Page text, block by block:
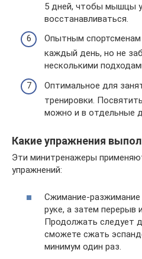
5 дней, чтобы мышцы
восстанавливаться.
Опытным
каждый день, но не
несколькими
Оптимальное для
тренировки.
можно и в отдельные
Какие упражнения
Эти минитренажеры
упражнений:
Сжимание-разжимание
руке, а затем перерыв
Продолжать следует
сможете сжать
минимум один раз.